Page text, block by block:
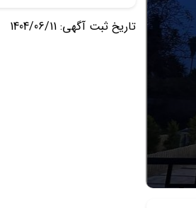
تاریخ ثبت آگهی: 1404/06/11